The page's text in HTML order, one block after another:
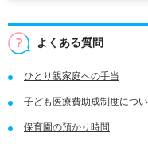
よくある質問
ひとり親家庭への手当
子ども医療費助成制度につ
保育園の預かり時間